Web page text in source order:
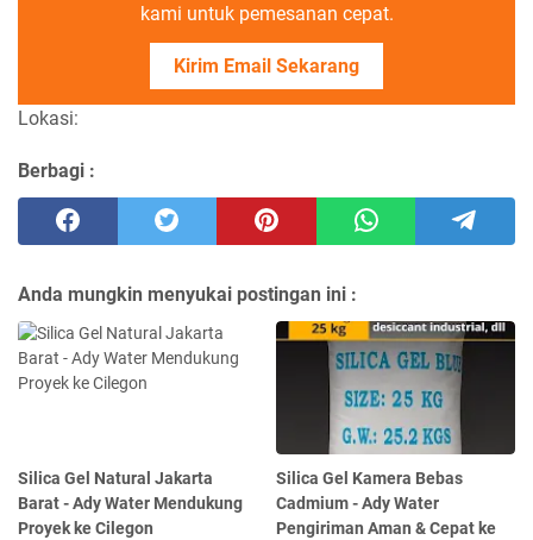
kami untuk pemesanan cepat.
Kirim Email Sekarang
Lokasi:
Berbagi :
Anda mungkin menyukai postingan ini :
Silica Gel Natural Jakarta
Barat - Ady Water Mendukung
Proyek ke Cilegon
Silica Gel Kamera Bebas
Cadmium - Ady Water
Pengiriman Aman & Cepat ke